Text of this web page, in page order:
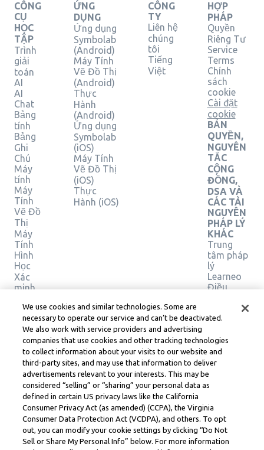
CÔNG
CỤ
HỌC
TẬP
Trình
giải
toán
AI
AI
Chat
Bảng
tính
Bảng
Ghi
Chú
Máy
tính
Máy
Tính
Vẽ Đồ
Thị
Máy
Tính
Hình
Học
Xác
minh
pháp
ỨNG
DỤNG
Ứng dụng
Symbolab
(Android)
Máy Tính
Vẽ Đồ Thị
(Android)
Thực
Hành
(Android)
Ứng dụng
Symbolab
(iOS)
Máy Tính
Vẽ Đồ Thị
(iOS)
Thực
Hành (iOS)
CÔNG
TY
Liên hệ
chúng
tôi
Tiếng
Việt
HỢP
PHÁP
Quyền
Riêng Tư
Service
Terms
Chính
sách
cookie
Cài đặt
cookie
BẢN
QUYỀN,
NGUYÊN
TẮC
CỘNG
ĐỒNG,
DSA VÀ
CÁC TÀI
NGUYÊN
PHÁP LÝ
KHÁC
Trung
tâm pháp
lý
Learneo
Điều
của
Symbolab, a Learneo, Inc. business
© Learneo, Inc. 2024
We use cookies and similar technologies. Some are
necessary to operate our service and can’t be deactivated.
We also work with service providers and advertising
companies that use cookies and other tracking technologies
to collect information about your visits to our website and
third-party sites, and may use that information to deliver
advertisements relevant to your interests. This may be
considered “selling” or “sharing” your personal data as
defined in certain US privacy laws like the California
Consumer Privacy Act (as amended) (CCPA), the Virginia
Consumer Data Protection Act (VCDPA), and others. To opt
out, you can modify your cookie settings by clicking “Do Not
Sell or Share My Personal Info” below. For more information